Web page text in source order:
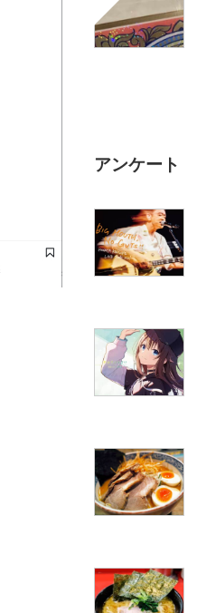
アンケート